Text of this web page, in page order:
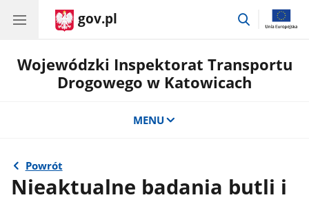
gov.pl
przejdź
Wojewódzki Inspektorat Transportu
Drogowego w Katowicach
MENU
Powrót
Nieaktualne badania butli i